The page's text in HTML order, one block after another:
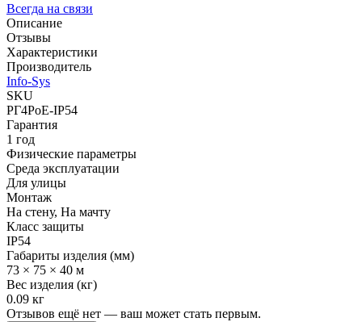
Всегда на связи
Описание
Отзывы
Характеристики
Производитель
Info-Sys
SKU
РГ4PoE-IP54
Гарантия
1 год
Физические параметры
Среда эксплуатации
Для улицы
Монтаж
На стену, На мачту
Класс защиты
IP54
Габариты изделия (мм)
73 × 75 × 40 м
Вес изделия (кг)
0.09 кг
Отзывов ещё нет — ваш может стать первым.